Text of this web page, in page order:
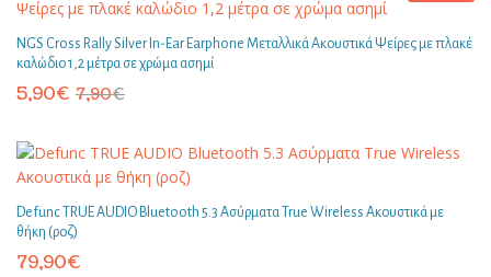
NGS Cross Rally Silver In-Ear Earphone Μεταλλικά Ακουστικά Ψείρες με πλακέ
καλώδιο 1,2 μέτρα σε χρώμα ασημί
5,90€ 7,90€
Defunc TRUE AUDIO Bluetooth 5.3 Ασύρματα True Wireless Ακουστικά με
θήκη (ροζ)
79,90€